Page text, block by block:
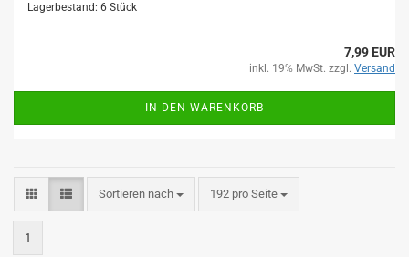
Lagerbestand: 6 Stück
7,99 EUR
inkl. 19% MwSt. zzgl. Versand
IN DEN WARENKORB
Sortieren nach
Sortieren nach 192 pro Seite
pro Seite
1